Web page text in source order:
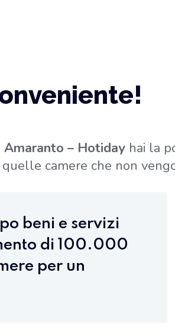
Amaranto – Hotiday hai la
camere che non
beni e servizi
di 100.000
per un